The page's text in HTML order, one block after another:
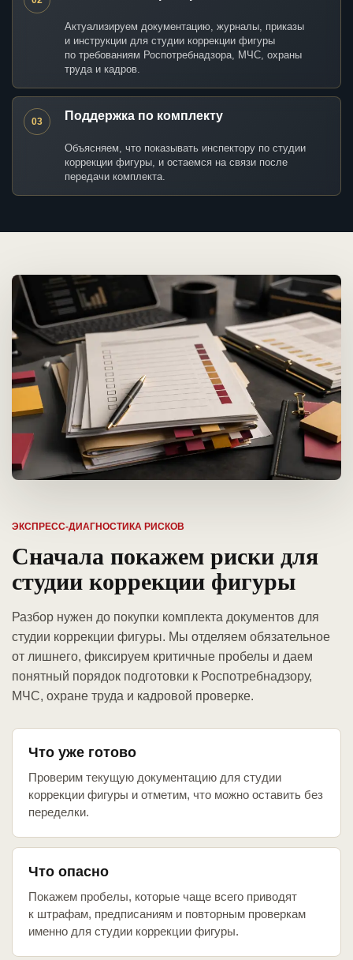
Актуализируем документацию, журналы, приказы
и инструкции для студии коррекции фигуры
по требованиям Роспотребнадзора, МЧС, охраны
труда и кадров.
03 Поддержка по комплекту
Объясняем, что показывать инспектору по студии
коррекции фигуры, и остаемся на связи после
передачи комплекта.
ЭКСПРЕСС-ДИАГНОСТИКА РИСКОВ
Сначала покажем риски для
студии коррекции фигуры
Разбор нужен до покупки комплекта документов для
студии коррекции фигуры. Мы отделяем обязательное
от лишнего, фиксируем критичные пробелы и даем
понятный порядок подготовки к Роспотребнадзору,
МЧС, охране труда и кадровой проверке.
Что уже готово
Проверим текущую документацию для студии
коррекции фигуры и отметим, что можно оставить без
переделки.
Что опасно
Покажем пробелы, которые чаще всего приводят
к штрафам, предписаниям и повторным проверкам
именно для студии коррекции фигуры.